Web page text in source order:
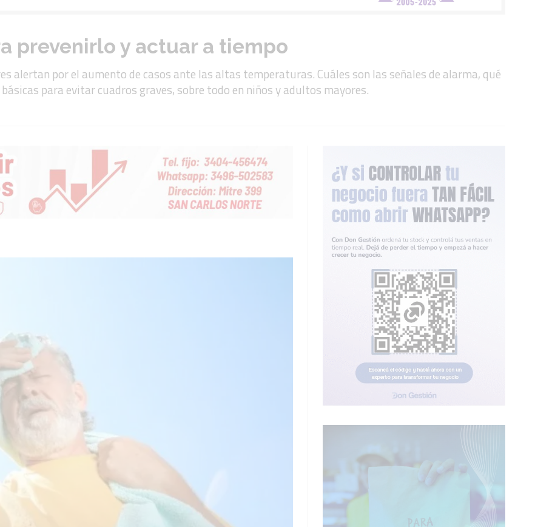
prevenirlo y actuar a tiempo
alertan por el aumento de casos ante las altas temperaturas. Cuáles son las señales de alarma, qué
para evitar cuadros graves, sobre todo en niños y adultos mayores.